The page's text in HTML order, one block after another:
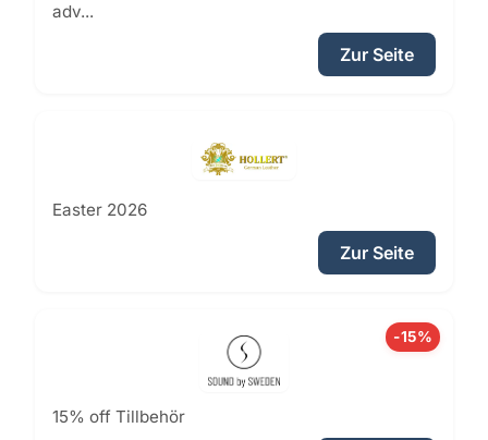
adv...
Zur Seite
Easter 2026
Zur Seite
-15%
15% off Tillbehör